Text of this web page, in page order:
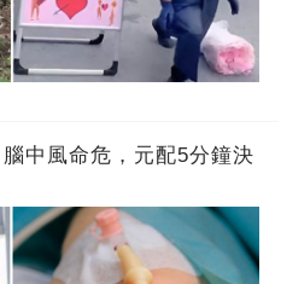
中風命危，元配5分鐘決